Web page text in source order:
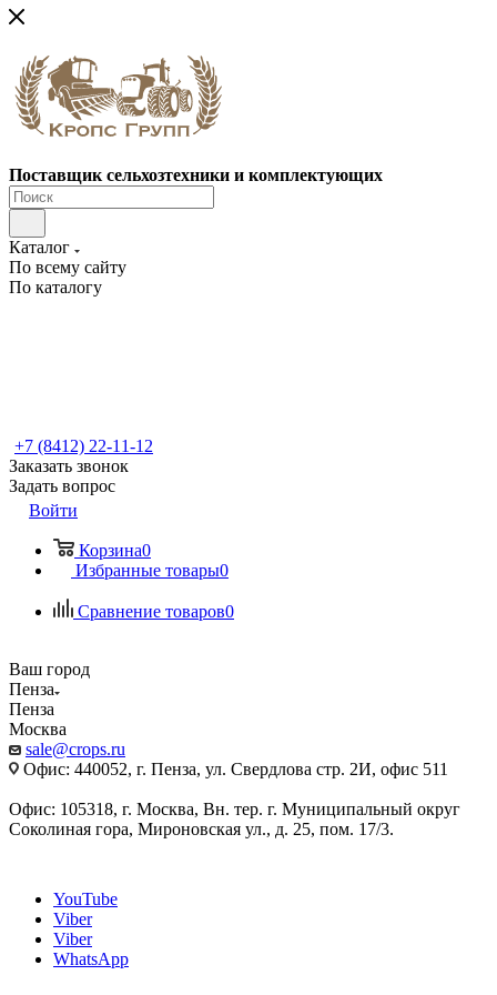
Поставщик сельхозтехники и комплектующих
Каталог
По всему сайту
По каталогу
+7 (8412) 22-11-12
Заказать звонок
Задать вопрос
Войти
Корзина0
Избранные товары0
Сравнение товаров0
Ваш город
Пенза
Пенза
Москва
sale@crops.ru
Офис: 440052, г. Пенза, ул. Свердлова стр. 2И, офис 511
Офис: 105318, г. Москва, Вн. тер. г. Муниципальный округ
Соколиная гора, Мироновская ул., д. 25, пом. 17/3.
YouTube
Viber
Viber
WhatsApp